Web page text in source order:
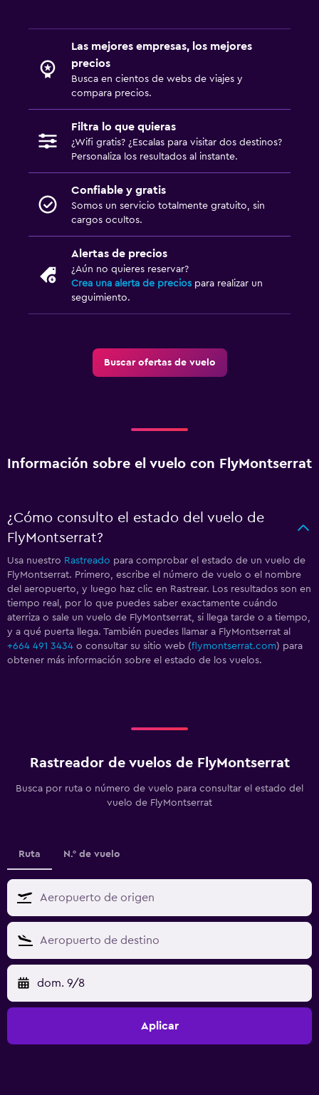
Las mejores empresas, los mejores
precios
Busca en cientos de webs de viajes y
compara precios.
Filtra lo que quieras
¿Wifi gratis? ¿Escalas para visitar dos destinos?
Personaliza los resultados al instante.
Confiable y gratis
Somos un servicio totalmente gratuito, sin
cargos ocultos.
Alertas de precios
¿Aún no quieres reservar?
Crea una alerta de precios para realizar un
seguimiento.
Buscar ofertas de vuelo
Información sobre el vuelo con FlyMontserrat
¿Cómo consulto el estado del vuelo de
FlyMontserrat?
Usa nuestro Rastreado para comprobar el estado de un vuelo de
FlyMontserrat. Primero, escribe el número de vuelo o el nombre
del aeropuerto, y luego haz clic en Rastrear. Los resultados son en
tiempo real, por lo que puedes saber exactamente cuándo
aterriza o sale un vuelo de FlyMontserrat, si llega tarde o a tiempo,
y a qué puerta llega. También puedes llamar a FlyMontserrat al
+664 491 3434 o consultar su sitio web (flymontserrat.com) para
obtener más información sobre el estado de los vuelos.
Rastreador de vuelos de FlyMontserrat
Busca por ruta o número de vuelo para consultar el estado del
vuelo de FlyMontserrat
Ruta N.° de vuelo
dom. 9/8
Aplicar